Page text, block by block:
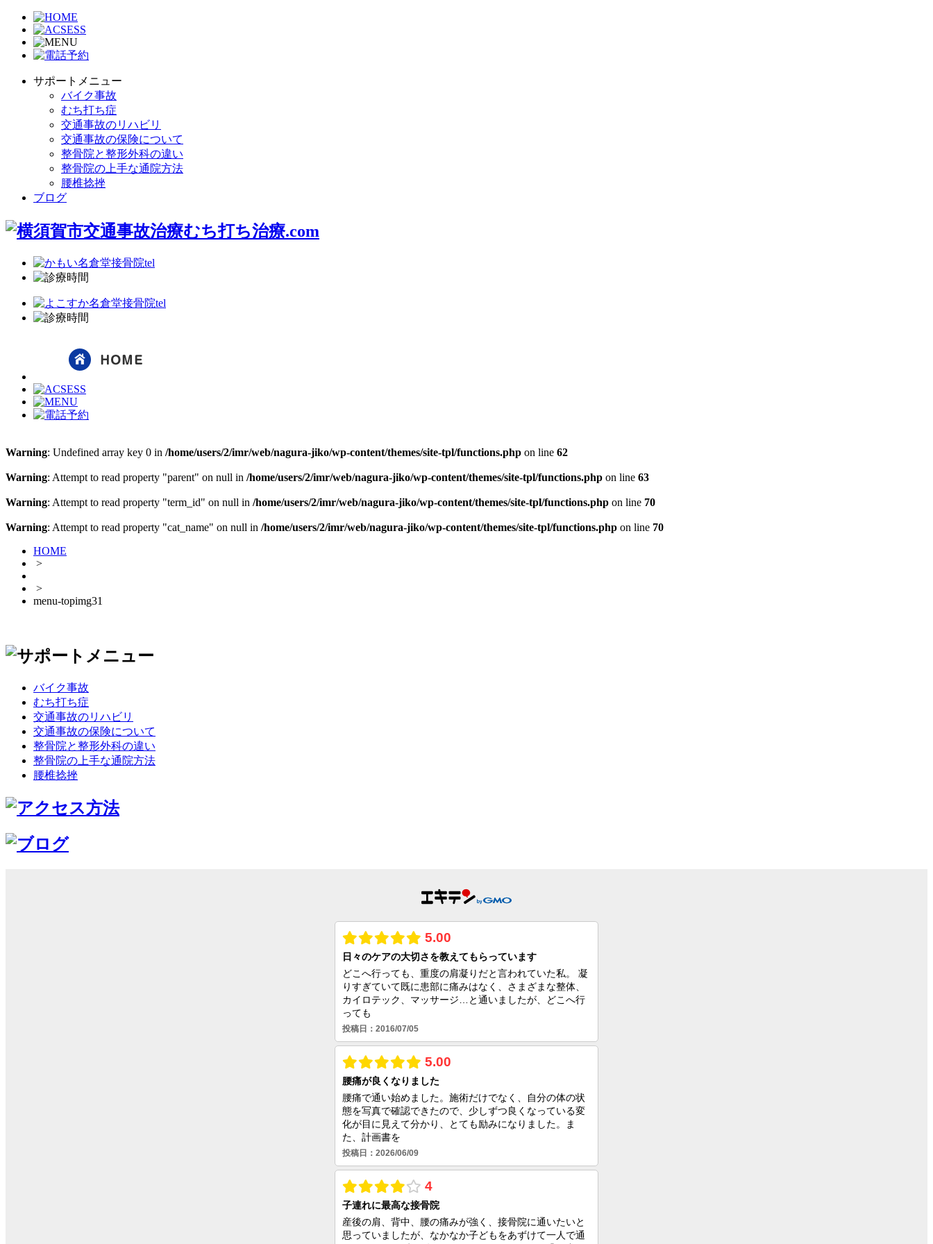
サポートメニュー
バイク事故
むち打ち症
交通事故のリハビリ
交通事故の保険について
整骨院と整形外科の違い
整骨院の上手な通院方法
腰椎捻挫
ブログ
Warning: Undefined array key 0 in /home/users/2/imr/web/nagura-jiko/wp-content/themes/site-tpl/functions.php on line 62
Warning: Attempt to read property "parent" on null in /home/users/2/imr/web/nagura-jiko/wp-content/themes/site-tpl/functions.php on line 63
Warning: Attempt to read property "term_id" on null in /home/users/2/imr/web/nagura-jiko/wp-content/themes/site-tpl/functions.php on line 70
Warning: Attempt to read property "cat_name" on null in /home/users/2/imr/web/nagura-jiko/wp-content/themes/site-tpl/functions.php on line 70
HOME
>
>
menu-topimg31
バイク事故
むち打ち症
交通事故のリハビリ
交通事故の保険について
整骨院と整形外科の違い
整骨院の上手な通院方法
腰椎捻挫